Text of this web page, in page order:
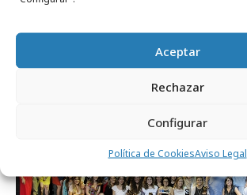
Aceptar
Rechazar
Configurar
Política de CookiesAviso Legal
Empresas y Negocios